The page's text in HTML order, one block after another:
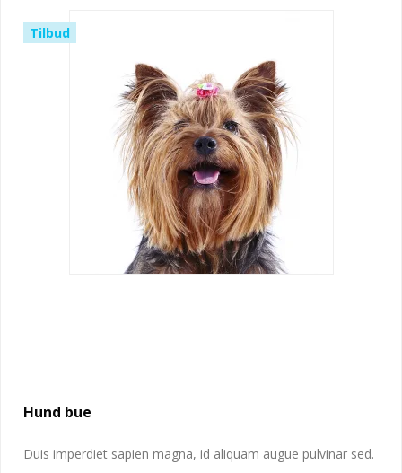
Tilbud
Hund bue
Duis imperdiet sapien magna, id aliquam augue pulvinar sed.